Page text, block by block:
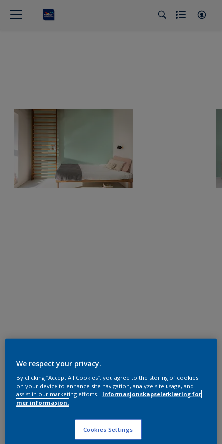
We respect your privacy.
By clicking “Accept All Cookies”, you agree to the storing of cookies
on your device to enhance site navigation, analyze site usage, and
assist in our marketing efforts.
Informasjonskapselerklæring for
mer informasjon.
Cookies Settings